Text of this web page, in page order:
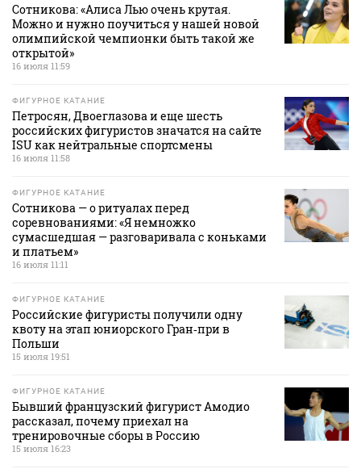
Сотникова: «Алиса Лью очень крутая.
Можно и нужно поучиться у нашей новой
олимпийской чемпионки быть такой же
открытой»
16 июля 11:59
ФИГУРНОЕ КАТАНИЕ
Петросян, Двоеглазова и еще шесть
российских фигуристов значатся на сайте
ISU как нейтральные спортсмены
16 июля 11:58
ФИГУРНОЕ КАТАНИЕ
Сотникова — о ритуалах перед
соревнованиями: «Я немножко
сумасшедшая — разговаривала с коньками
и платьем»
16 июля 11:11
ФИГУРНОЕ КАТАНИЕ
Российские фигуристы получили одну
квоту на этап юниорского Гран‑при в
Польши
15 июля 19:51
ФИГУРНОЕ КАТАНИЕ
Бывший французский фигурист Амодио
рассказал, почему приехал на
тренировочные сборы в Россию
15 июля 16:23